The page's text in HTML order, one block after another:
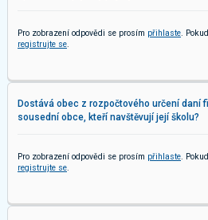
Pro zobrazení odpovědi se prosím přihlaste .
registrujte se
Dostává obec z rozpočtového určení daní
sousední obce, kteří navštěvují její školu?
Pro zobrazení odpovědi se prosím přihlaste .
registrujte se